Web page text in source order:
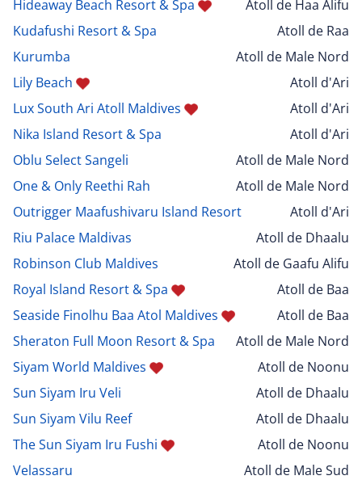
Hideaway Beach Resort & Spa
Atoll de Haa Alifu
Kudafushi Resort & Spa
Atoll de Raa
Kurumba
Atoll de Male Nord
Lily Beach
Atoll d'Ari
Lux South Ari Atoll Maldives
Atoll d'Ari
Nika Island Resort & Spa
Atoll d'Ari
Oblu Select Sangeli
Atoll de Male Nord
One & Only Reethi Rah
Atoll de Male Nord
Outrigger Maafushivaru Island Resort
Atoll d'Ari
Riu Palace Maldivas
Atoll de Dhaalu
Robinson Club Maldives
Atoll de Gaafu Alifu
Royal Island Resort & Spa
Atoll de Baa
Seaside Finolhu Baa Atol Maldives
Atoll de Baa
Sheraton Full Moon Resort & Spa
Atoll de Male Nord
Siyam World Maldives
Atoll de Noonu
Sun Siyam Iru Veli
Atoll de Dhaalu
Sun Siyam Vilu Reef
Atoll de Dhaalu
The Sun Siyam Iru Fushi
Atoll de Noonu
Velassaru
Atoll de Male Sud